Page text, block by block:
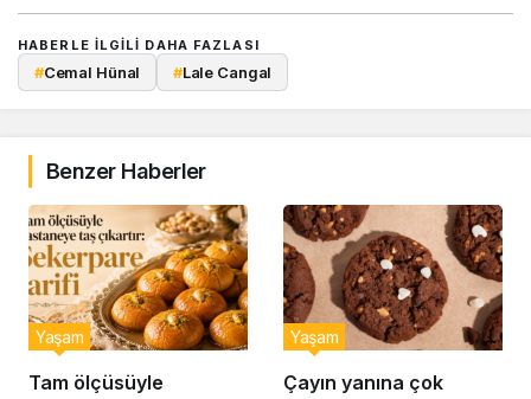
HABERLE ILGILI DAHA FAZLASI
#Cemal Hünal #Lale Cangal
Benzer Haberler
Tam ölçüsüyle
Yaşam
Çayın yanına çok
Yaşam